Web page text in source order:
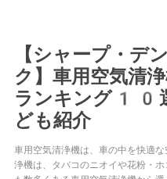
【シャープ・デ
ク】車用空気清
ランキング10
ども紹介
車用空気清浄機は、車の中を快適
浄機は、タバコのニオイや花粉・